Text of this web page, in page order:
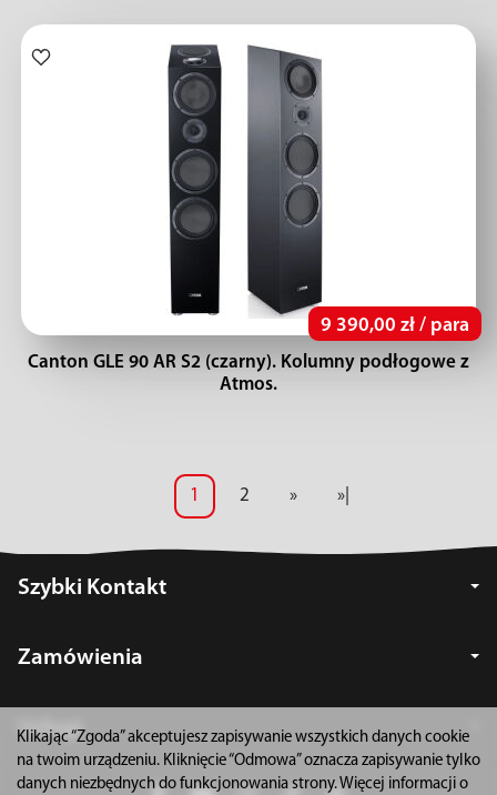
9 390,00 zł / para
Canton GLE 90 AR S2 (czarny). Kolumny podłogowe z
Atmos.
1 2 » »|
Szybki Kontakt
Zamówienia
Usługi
Klikając “Zgoda” akceptujesz zapisywanie wszystkich danych cookie
na twoim urządzeniu. Kliknięcie “Odmowa” oznacza zapisywanie tylko
danych niezbędnych do funkcjonowania strony. Więcej informacji o